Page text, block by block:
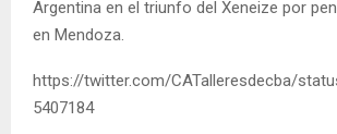
Argentina en el triunfo del Xeneize por
en Mendoza.
https://twitter.com/CATalleresdecba/
5407184